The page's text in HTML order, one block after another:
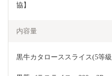
協】
内容量
黒牛カタローススライス(5等